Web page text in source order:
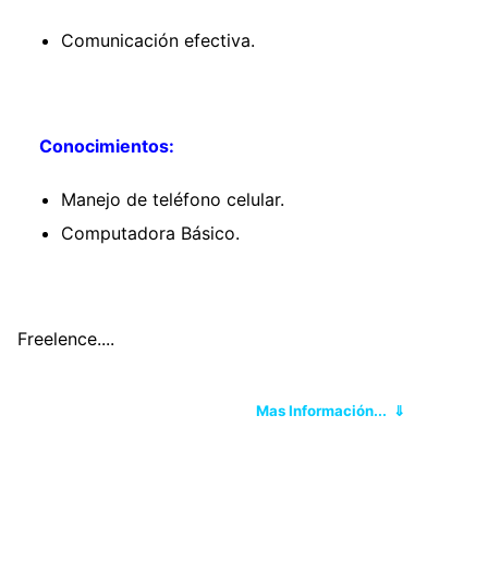
Comunicación efectiva.
Conocimientos:
Manejo de teléfono celular.
Computadora Básico.
Freelence....
Mas Información... ⇓